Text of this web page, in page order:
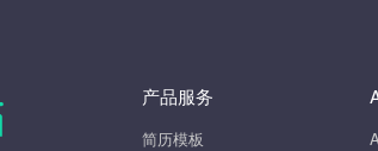
产品服务
简历模板